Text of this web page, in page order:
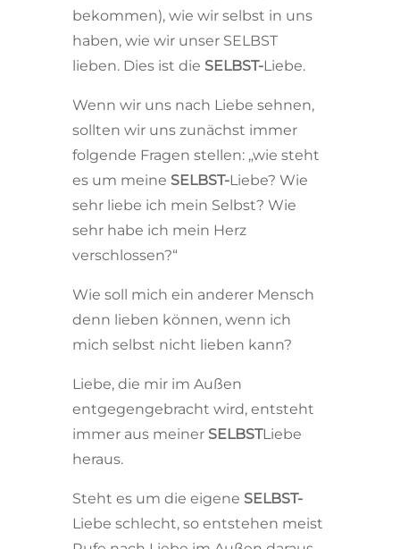
bekommen), wie wir selbst in uns
haben, wie wir unser SELBST
lieben. Dies ist die SELBST-Liebe.
Wenn wir uns nach Liebe sehnen,
sollten wir uns zunächst immer
folgende Fragen stellen: „wie steht
es um meine SELBST-Liebe? Wie
sehr liebe ich mein Selbst? Wie
sehr habe ich mein Herz
verschlossen?“
Wie soll mich ein anderer Mensch
denn lieben können, wenn ich
mich selbst nicht lieben kann?
Liebe, die mir im Außen
entgegengebracht wird, entsteht
immer aus meiner SELBSTLiebe
heraus.
Steht es um die eigene SELBST-
Liebe schlecht, so entstehen meist